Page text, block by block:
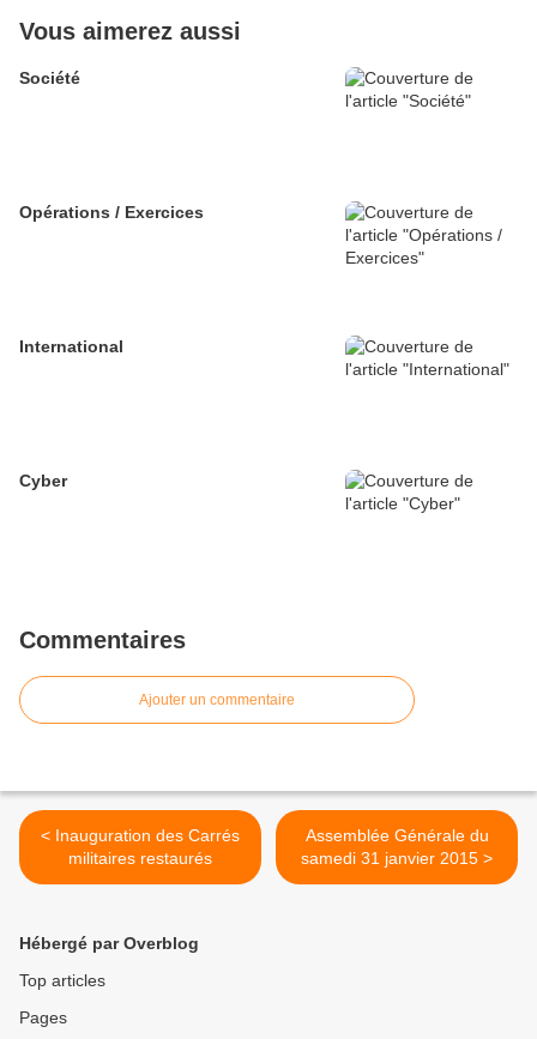
Vous aimerez aussi
Société
Opérations / Exercices
International
Cyber
Commentaires
Ajouter un commentaire
< Inauguration des Carrés
militaires restaurés
Assemblée Générale du
samedi 31 janvier 2015 >
Hébergé par Overblog
Top articles
Pages